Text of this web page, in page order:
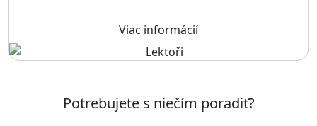
Viac informácií
Potrebujete s niečím poradiť?